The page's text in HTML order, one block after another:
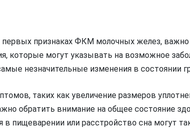
первых признаках ФКМ молочных желез,
которые могут указывать на возможное
незначительные изменения в состоянии
таких как увеличение размеров
обратить внимание на общее состояние
в пищеварении или расстройство сна могут